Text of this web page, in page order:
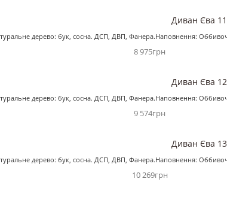
Диван Єва
дерево: бук, сосна. ДСП, ДВП, Фанера.Наповнення:
8 975грн
Диван Єва
дерево: бук, сосна. ДСП, ДВП, Фанера.Наповнення:
9 574грн
Диван Єва
дерево: бук, сосна. ДСП, ДВП, Фанера.Наповнення:
10 269грн